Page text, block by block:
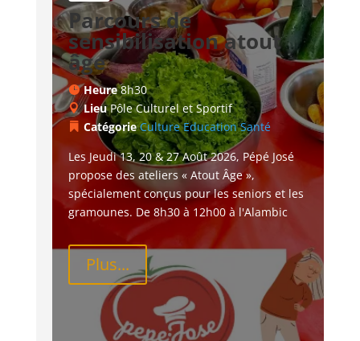
Parcours de
sensibilisation atout
âge
Heure8h30
LieuPôle Culturel et Sportif
CatégorieCulture Education Santé
Les Jeudi 13, 20 & 27 Août 2026, Pépé José
propose des ateliers « Atout Âge »,
spécialement conçus pour les seniors et les
gramounes. De 8h30 à 12h00 à l'Alambic
Plus...